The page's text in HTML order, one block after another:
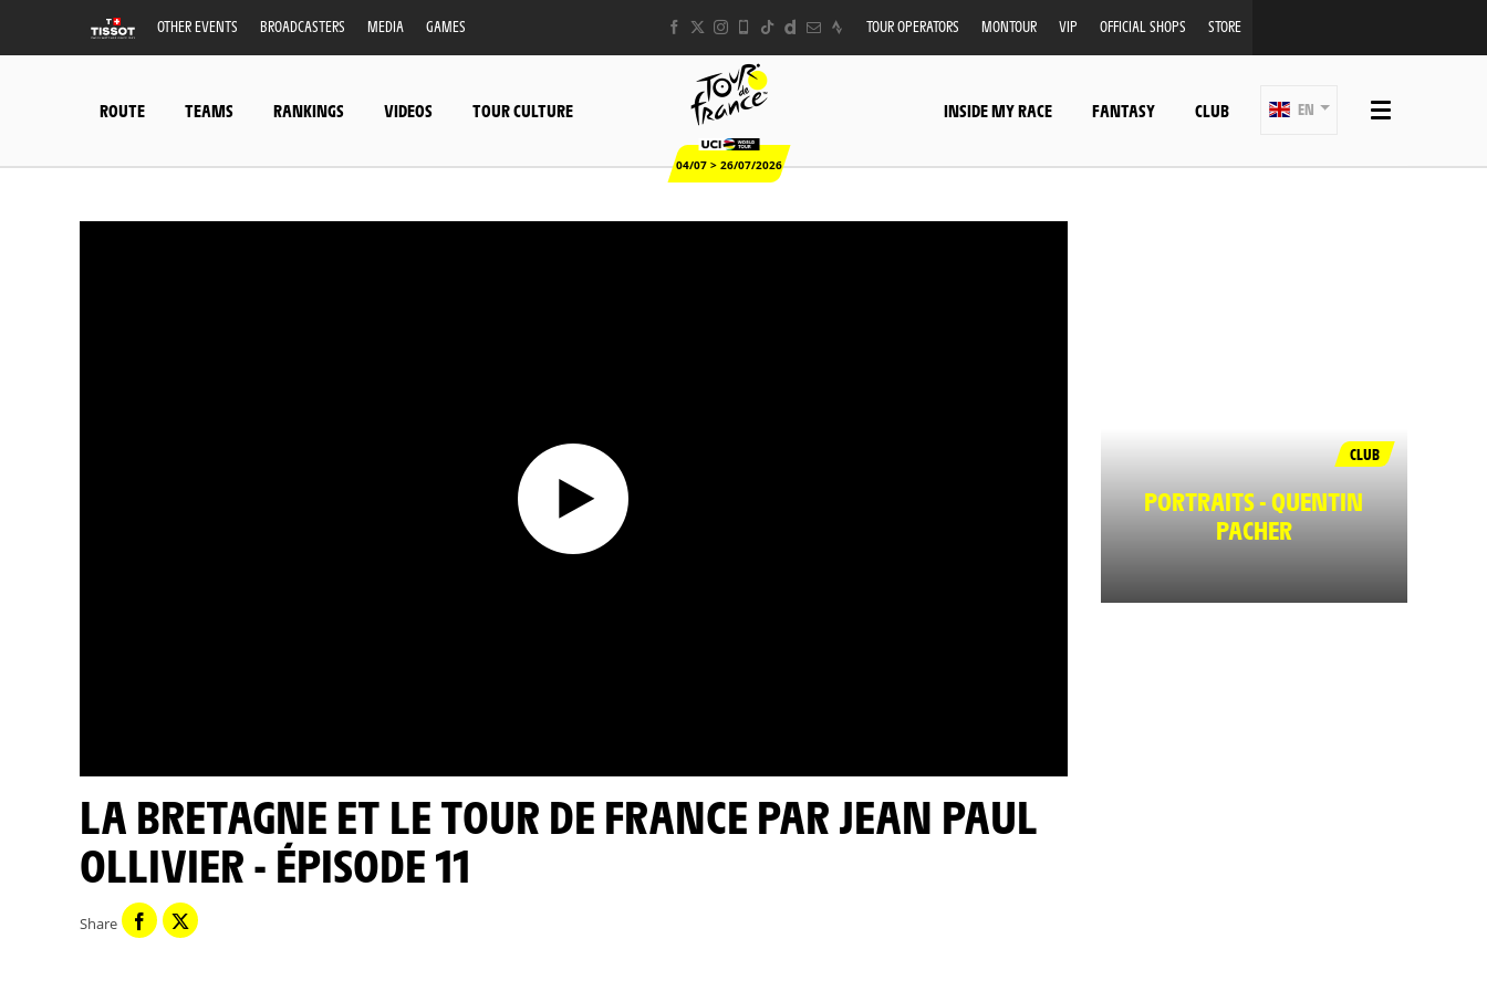
OTHER EVENTS BROADCASTERS MEDIA GAMES TOUR OPERATORS MONTOUR VIP OFFICIAL SHOPS STORE
ROUTE TEAMS RANKINGS VIDEOS TOUR CULTURE
04/07 > 26/07/2026
INSIDE MY RACE FANTASY CLUB EN
LA BRETAGNE ET LE TOUR DE FRANCE PAR JEAN PAUL
OLLIVIER - ÉPISODE 11
Share
CLUB
PORTRAITS - QUENTIN
PACHER